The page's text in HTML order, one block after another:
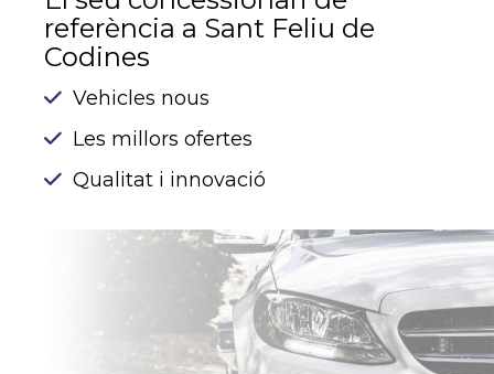
referència a Sant Feliu de
Codines
Vehicles nous
Les millors ofertes
Qualitat i innovació